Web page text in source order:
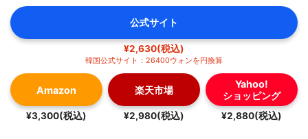
公式サイト
¥2,630(税込)
韓国公式サイト：26400ウォンを円換算
Amazon
¥3,300(税込)
楽天市場
¥2,980(税込)
Yahoo!
ショッピング
¥2,880(税込)